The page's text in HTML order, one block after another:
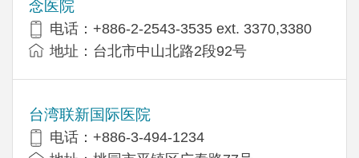
念医院
电话：+886-2-2543-3535 ext. 3370,3380
地址：台北市中山北路2段92号
台湾联新国际医院
电话：+886-3-494-1234